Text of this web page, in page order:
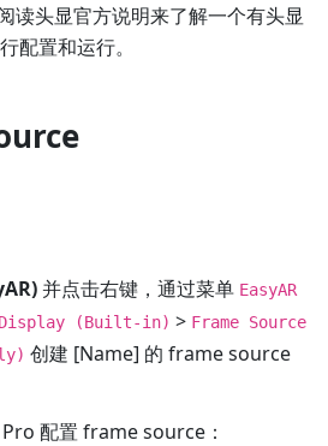
读头显官方说明来了解一个有头显
配置和运行。
并点击右键，通过菜单 EasyAR
Display (Built-in) > Frame Source
创建 [Name] 的 frame source
配置 frame source：